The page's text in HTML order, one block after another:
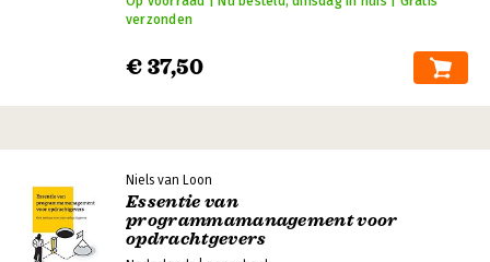
verzonden
€ 37,50
Niels van Loon
Essentie van
programmamanagement voor
opdrachtgevers